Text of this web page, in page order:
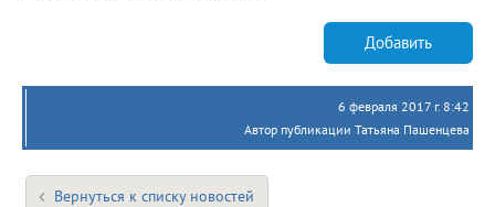
Добавить
6 февраля 2017 г. 8:42
Автор публикации Татьяна Пашенцева
Вернуться к списку новостей